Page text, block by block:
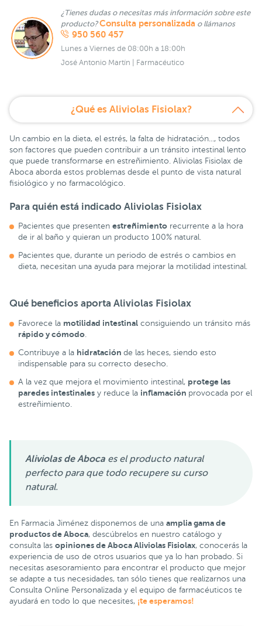
¿Tienes dudas o necesitas más información sobre este
producto?Consulta personalizada o llámanos
950 560 457
Lunes a Viernes de 08:00h a 18:00h
José Antonio Martín | Farmacéutico
¿Qué es Aliviolas Fisiolax?
Un cambio en la dieta, el estrés, la falta de hidratación..., todos
son factores que pueden contribuir a un tránsito intestinal lento
que puede transformarse en estreñimiento. Aliviolas Fisiolax de
Aboca aborda estos problemas desde el punto de vista natural
fisiológico y no farmacológico.
Para quién está indicado Aliviolas Fisiolax
Pacientes que presenten estreñimiento recurrente a la hora
de ir al baño y quieran un producto 100% natural.
Pacientes que, durante un periodo de estrés o cambios en
dieta, necesitan una ayuda para mejorar la motilidad intestinal.
Qué beneficios aporta Aliviolas Fisiolax
Favorece la motilidad intestinal consiguiendo un tránsito más
rápido y cómodo
Contribuye a la hidratación de las heces, siendo esto
indispensable para su correcto desecho.
A la vez que mejora el movimiento intestinal, protege las
paredes intestinales y reduce la inflamación provocada por el
estreñimiento.
Aliviolas de Aboca es el producto natural
perfecto para que todo recupere su curso
natural.
En Farmacia Jiménez disponemos de una amplia gama de
productos de Aboca, descúbrelos en nuestro catálogo y
consulta las opiniones de Aboca Aliviolas Fisiolax, conocerás la
experiencia de uso de otros usuarios que ya lo han probado. Si
necesitas asesoramiento para encontrar el producto que mejor
se adapte a tus necesidades, tan sólo tienes que realizarnos una
Consulta Online Personalizada y el equipo de farmacéuticos te
ayudará en todo lo que necesites, ¡te esperamos!